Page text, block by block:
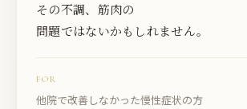
その不調、筋肉の
問題ではないかもしれません。
FOR
他院で改善しなかった慢性症状の方